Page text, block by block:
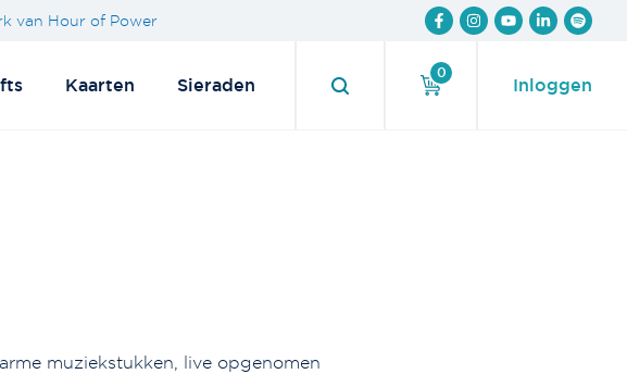
van Hour of Power
Kaarten Sieraden
0
Inloggen
muziekstukken, live opgenomen